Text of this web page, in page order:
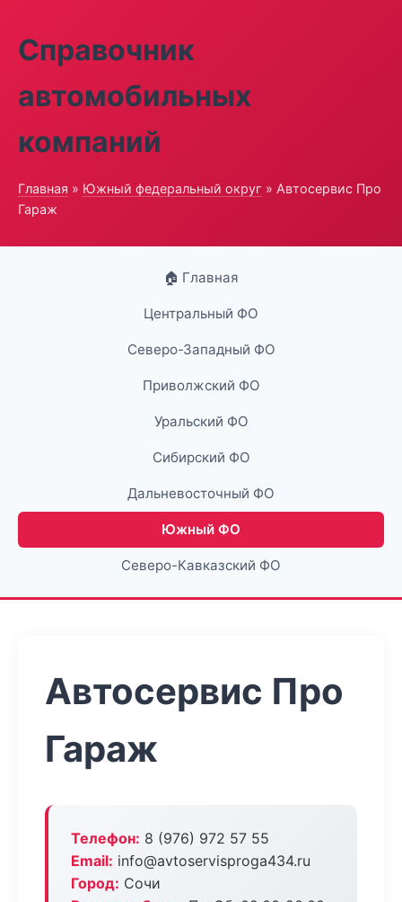
Справочник
автомобильных
компаний
Главная » Южный федеральный округ » Автосервис Про
Гараж
🏠 Главная
Центральный ФО
Северо-Западный ФО
Приволжский ФО
Уральский ФО
Сибирский ФО
Дальневосточный ФО
Южный ФО
Северо-Кавказский ФО
Автосервис Про
Гараж
Телефон: 8 (976) 972 57 55
Email: info@avtoservisproga434.ru
Город: Сочи